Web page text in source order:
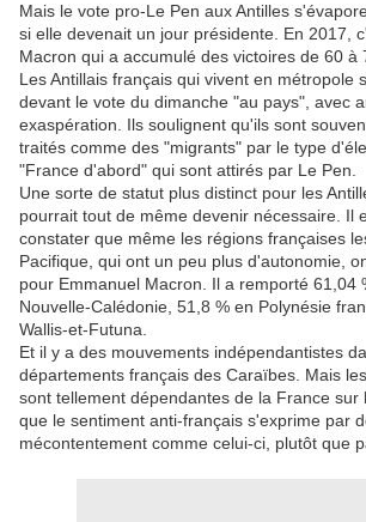
Mais le vote pro-Le Pen aux Antilles
si elle devenait un jour présidente. En 2017,
Macron qui a accumulé des victoires de 60 à
Les Antillais français qui vivent en métropole
devant le vote du dimanche "au pays", avec
exaspération. Ils soulignent qu'ils sont
traités comme des "migrants" par le type
"France d'abord" qui sont attirés par Le Pen.
Une sorte de statut plus distinct pour les
pourrait tout de même devenir nécessaire. Il
constater que même les régions françaises
Pacifique, qui ont un peu plus d'autonomie,
pour Emmanuel Macron. Il a remporté 61,04
Nouvelle-Calédonie, 51,8 % en Polynésie
Wallis-et-Futuna.
Et il y a des mouvements indépendantistes
départements français des Caraïbes. Mais
sont tellement dépendantes de la France sur
que le sentiment anti-français s'exprime par
mécontentement comme celui-ci, plutôt que